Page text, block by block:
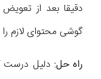
دقیقا بعد از
گوشی محتوای لازم
راه حل: دلیل درست